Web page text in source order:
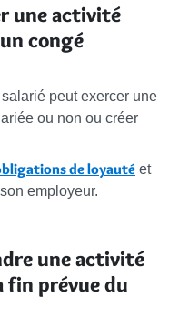
une activité
congé
peut exercer une
ou non ou créer
de loyauté et
employeur.
une activité
fin prévue du